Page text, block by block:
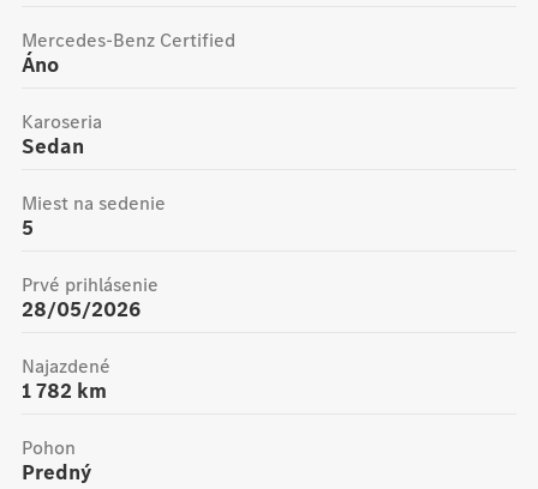
Áno
Mercedes-Benz Certified
Sedan
Karoseria
5
Miest na sedenie
28/05/2026
Prvé prihlásenie
1 782 km
Najazdené
Predný
Pohon